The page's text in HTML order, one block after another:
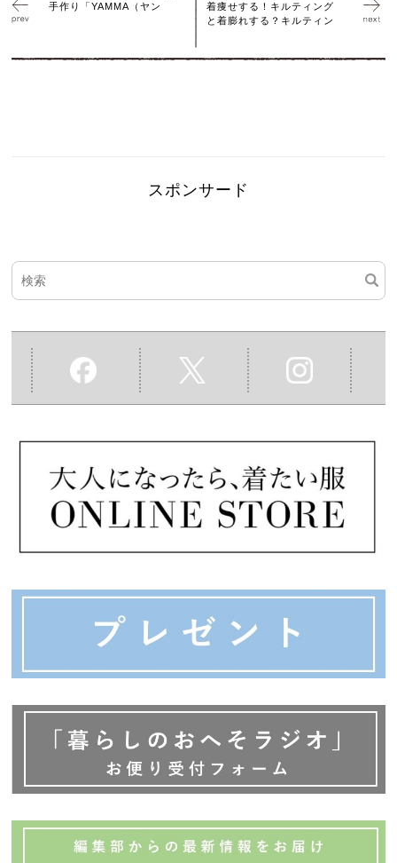
手作り「YAMMA（ヤン
着痩せする！キルティング
と着膨れする？キルティン
スポンサード